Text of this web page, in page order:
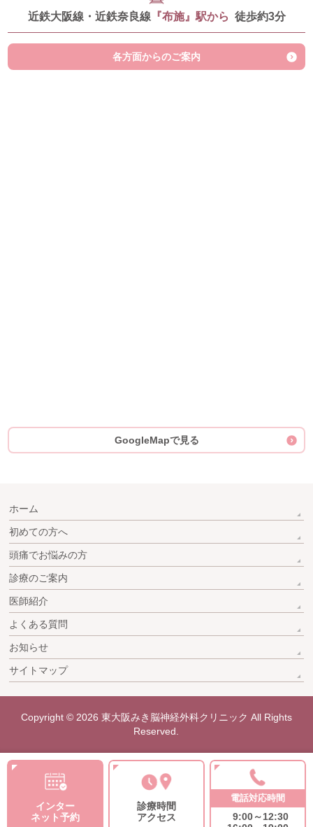
近鉄大阪線・近鉄奈良線 『布施』駅から 徒歩約3分
各方面からのご案内
GoogleMapで見る
ホーム
初めての方へ
頭痛でお悩みの方
診療のご案内
医師紹介
よくある質問
お知らせ
サイトマップ
Copyright © 2026 東大阪みき脳神経外科クリニック All Rights
Reserved.
インター
ネット予約
診療時間
アクセス
電話対応時間
9:00～12:30